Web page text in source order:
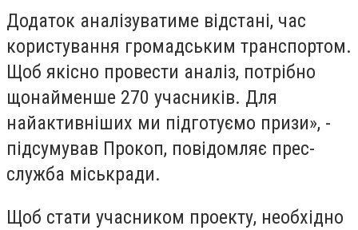
Додаток аналізуватиме відстані, час
користування громадським транспортом.
Щоб якісно провести аналіз, потрібно
щонайменше 270 учасників. Для
найактивніших ми підготуємо призи», -
підсумував Прокоп, повідомляє прес-
служба міськради.
Щоб стати учасником проекту, необхідно